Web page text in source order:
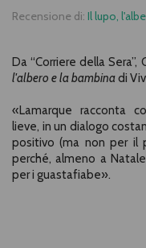
Recensione di: Il lupo,
Da “Corriere della Sera”,
l'albero e la bambinadi
«Lamarque racconta
lieve, in un dialogo
positivo (ma non per il
perché, almeno a
per i guastafiabe».